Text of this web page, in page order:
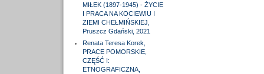
MIŁEK (1897-1945) - ŻYCIE
I PRACA NA KOCIEWIU I
ZIEMI CHEŁMIŃSKIEJ,
Pruszcz Gdański, 2021
Renata Teresa Korek,
PRACE POMORSKIE,
CZĘŚĆ I:
ETNOGRAFICZNA,